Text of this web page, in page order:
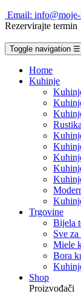
Email:
Rezervirajte termin
Toggle navigation ☰
Home
Kuhinje
Trgovine
Bijela
Sve
Miele
Bora
Shop
Proizvođači